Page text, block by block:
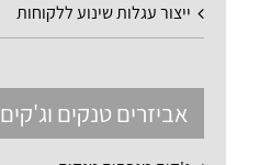
ייצור עגלות שינוע ללקוחות
אביזרים טנקים וג'קים